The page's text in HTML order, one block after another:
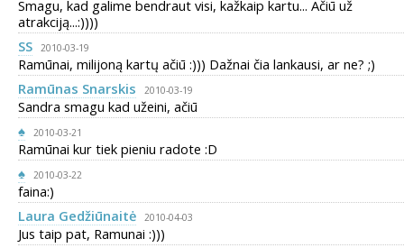
Smagu, kad galime bendraut visi, kažkaip kartu... Ačiū už
atrakciją...:))))
SS
2010-03-19
Ramūnai, milijoną kartų ačiū :))) Dažnai čia lankausi, ar ne? ;)
Ramūnas Snarskis
2010-03-19
Sandra smagu kad užeini, ačiū
♠
2010-03-21
Ramūnai kur tiek pieniu radote :D
♠
2010-03-22
faina:)
Laura Gedžiūnaitė
2010-04-03
Jus taip pat, Ramunai :)))